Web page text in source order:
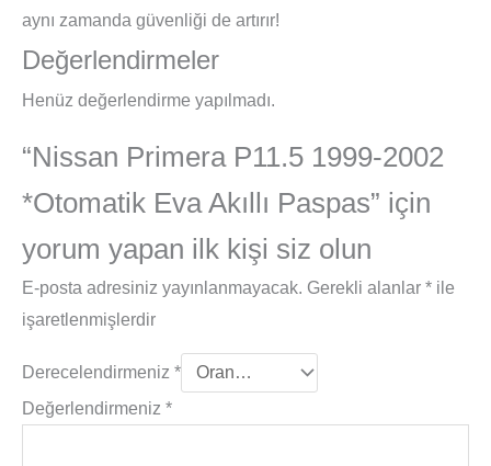
aynı zamanda güvenliği de artırır!
Değerlendirmeler
Henüz değerlendirme yapılmadı.
“Nissan Primera P11.5 1999-2002
*Otomatik Eva Akıllı Paspas” için
yorum yapan ilk kişi siz olun
E-posta adresiniz yayınlanmayacak. Gerekli alanlar * ile
işaretlenmişlerdir
Derecelendirmeniz *
Değerlendirmeniz *